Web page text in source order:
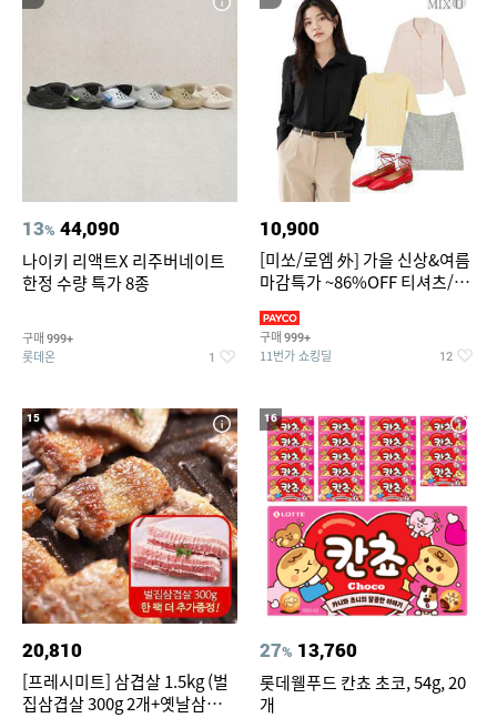
13% 44,090
나이키 리액트X 리주버네이트
한정 수량 특가 8종
구매 999+
롯데온 1
10,900
[미쏘/로엠 外] 가을 신상&여름
마감특가 ~86%OFF 티셔츠/슬
구매 999+
11번가 쇼킹딜 12
15
20,810
[프레시미트] 삼겹살 1.5kg (벌
집삼겹살 300g 2개+옛날삼겹살
16
27% 13,760
롯데웰푸드 칸쵸 초코, 54g, 20
개